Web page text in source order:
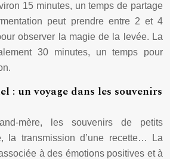
15 minutes, un temps de partage
peut prendre entre 2 et 4
observer la magie de la levée. La
30 minutes, un temps pour
: un voyage dans les souvenirs
mère, les souvenirs de petits
la transmission d’une recette… La
à des émotions positives et à